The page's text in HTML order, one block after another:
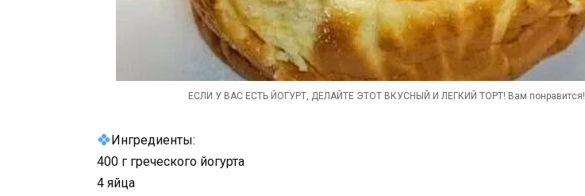
ЕСЛИ У ВАС ЕСТЬ ЙОГУРТ, ДЕЛАЙТЕ ЭТОТ ВКУСНЫЙ И ЛЕГКИЙ ТОРТ! Вам понравится!
Ингредиенты:
400 г греческого йогурта
4 яйца